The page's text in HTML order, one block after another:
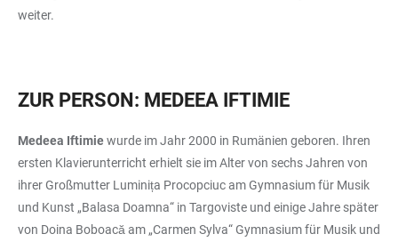
weiter.
ZUR PERSON: MEDEEA IFTIMIE
Medeea Iftimiewurde im Jahr 2000 in Rumänien geboren. Ihren
ersten Klavierunterricht erhielt sie im Alter von sechs Jahren von
ihrer Großmutter Luminița Procopciuc am Gymnasium für Musik
und Kunst „Balasa Doamna“ in Targoviste und einige Jahre später
von Doina Boboacă am „Carmen Sylva“ Gymnasium für Musik und